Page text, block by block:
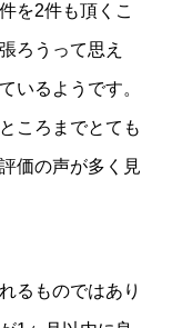
を2件も頂くこ
ろうって思え
いるようです。
ころまでとても
価の声が多く見
るものではあり